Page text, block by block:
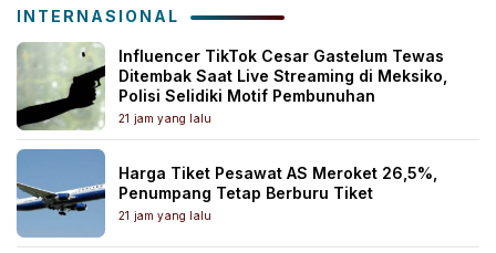
INTERNASIONAL
Influencer TikTok Cesar Gastelum Tewas
Ditembak Saat Live Streaming di Meksiko,
Polisi Selidiki Motif Pembunuhan
21 jam yang lalu
Harga Tiket Pesawat AS Meroket 26,5%,
Penumpang Tetap Berburu Tiket
21 jam yang lalu